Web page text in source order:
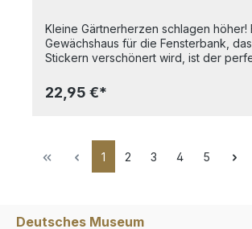
Kleine Gärtnerherzen schlagen höher!
Gewächshaus für die Fensterbank,
Stickern verschönert wird, ist der
die beiliegenden Pflanztöpfchen
schon kann die Aussaat beginnen. Die
dann heißt es Abwarten und den
Wachsen zusehen! Mit dem
Pflanzen erblüht der Kräutergarten
Pflanzenkunde, über die richtige
22,95 €*
1 2 3 4 5
Deutsches Museum